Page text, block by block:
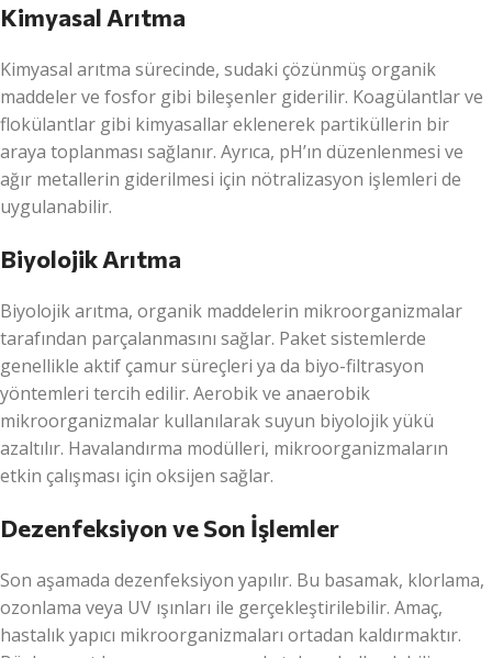
Kimyasal Arıtma
Kimyasal arıtma sürecinde, sudaki çözünmüş organik
maddeler ve fosfor gibi bileşenler giderilir. Koagülantlar ve
flokülantlar gibi kimyasallar eklenerek partiküllerin bir
araya toplanması sağlanır. Ayrıca, pH’ın düzenlenmesi ve
ağır metallerin giderilmesi için nötralizasyon işlemleri de
uygulanabilir.
Biyolojik Arıtma
Biyolojik arıtma, organik maddelerin mikroorganizmalar
tarafından parçalanmasını sağlar. Paket sistemlerde
genellikle aktif çamur süreçleri ya da biyo-filtrasyon
yöntemleri tercih edilir. Aerobik ve anaerobik
mikroorganizmalar kullanılarak suyun biyolojik yükü
azaltılır. Havalandırma modülleri, mikroorganizmaların
etkin çalışması için oksijen sağlar.
Dezenfeksiyon ve Son İşlemler
Son aşamada dezenfeksiyon yapılır. Bu basamak, klorlama,
ozonlama veya UV ışınları ile gerçekleştirilebilir. Amaç,
hastalık yapıcı mikroorganizmaları ortadan kaldırmaktır.